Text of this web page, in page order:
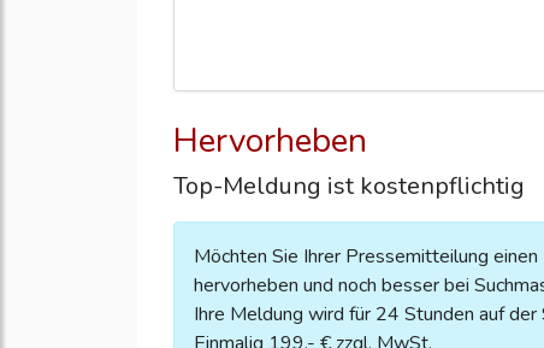
Hervorheben
Top-Meldung ist kostenpflichtig
Möchten Sie Ihrer Pressemitteilung
hervorheben und noch besser bei
Ihre Meldung wird für 24 Stunden auf